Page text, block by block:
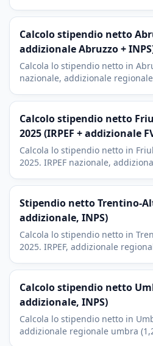
Calcolo stipendio netto
addizionale Abruzzo +
Calcola lo stipendio netto in
nazionale, addizionale
Pescara, Chieti.
Calcolo stipendio netto
2025 (IRPEF + addizionale
Calcola lo stipendio netto in
2025. IRPEF nazionale,
Stipendio netto Trentino-
addizionale, INPS)
Calcola lo stipendio netto in
2025. IRPEF, addizionale
Calcolo stipendio netto
addizionale, INPS)
Calcola lo stipendio netto in
addizionale regionale umbra